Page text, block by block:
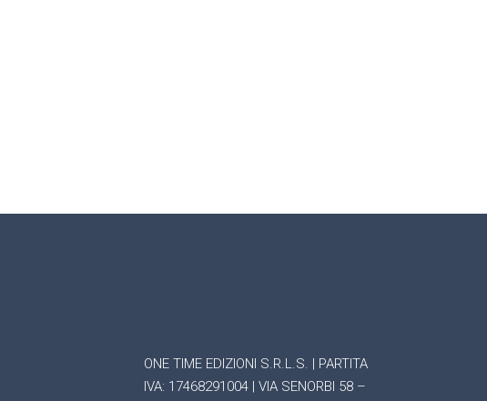
ONE TIME EDIZIONI S.R.L.S. | PARTITA
IVA: 17468291004 | VIA SENORBI 58 –